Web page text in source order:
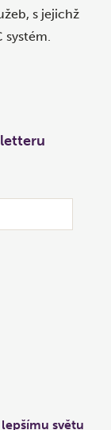
s jejichž
systém.
světu